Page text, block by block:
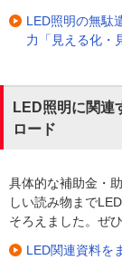
LED照明の無駄
力「見える化・
LED照明に関連
ロード
具体的な補助金・
しい読み物まで
そろえました。ぜ
LED関連資料を